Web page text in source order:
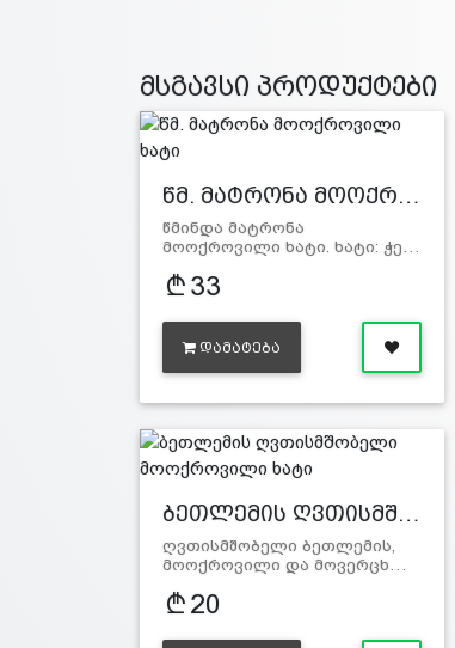
მსგავსი პროდუქტები
წმ. მატრონა მოოქრ…
წმინდა მატრონა
მოოქროვილი ხატი. ხატი: ჭე…
33
ᲓᲐᲛᲐᲢᲔᲑᲐ
ბეთლემის ღვთისმშ…
ღვთისმშობელი ბეთლემის,
მოოქროვილი და მოვერცხ…
20